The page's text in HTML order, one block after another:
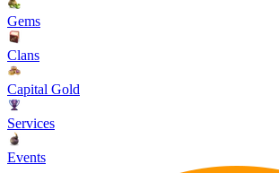
Gems
Clans
Capital Gold
Services
Events